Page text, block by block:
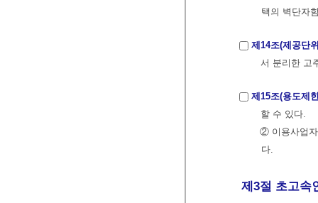
택의 벽단자
제14조(제공단
서 분리한 고
제15조(용도제
할 수 있다.
② 이용사업자
다.
제3절 초고속